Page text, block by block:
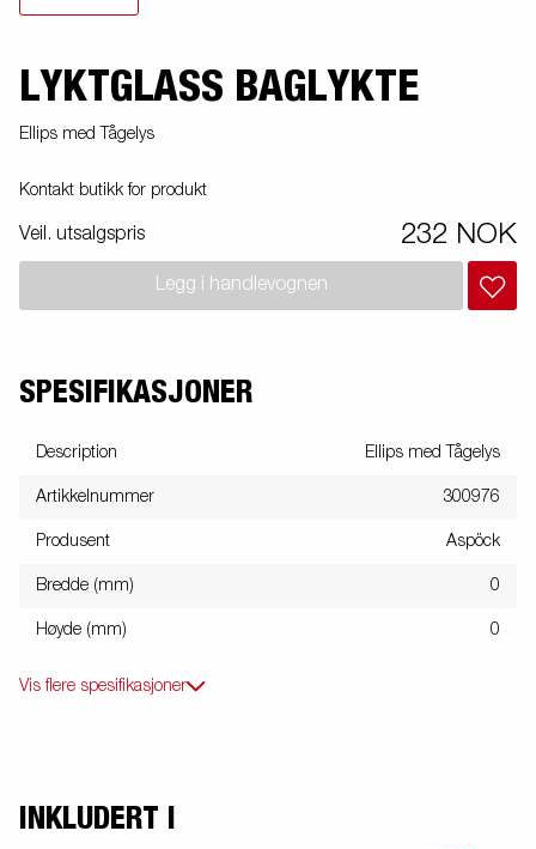
LYKTGLASS BAGLYKTE
Ellips med Tågelys
Kontakt butikk for produkt
Veil. utsalgspris 232 NOK
Legg i handlevognen
SPESIFIKASJONER
Description Ellips med Tågelys
Artikkelnummer 300976
Produsent Aspöck
Bredde (mm) 0
Høyde (mm) 0
Vis flere spesifikasjoner
INKLUDERT I